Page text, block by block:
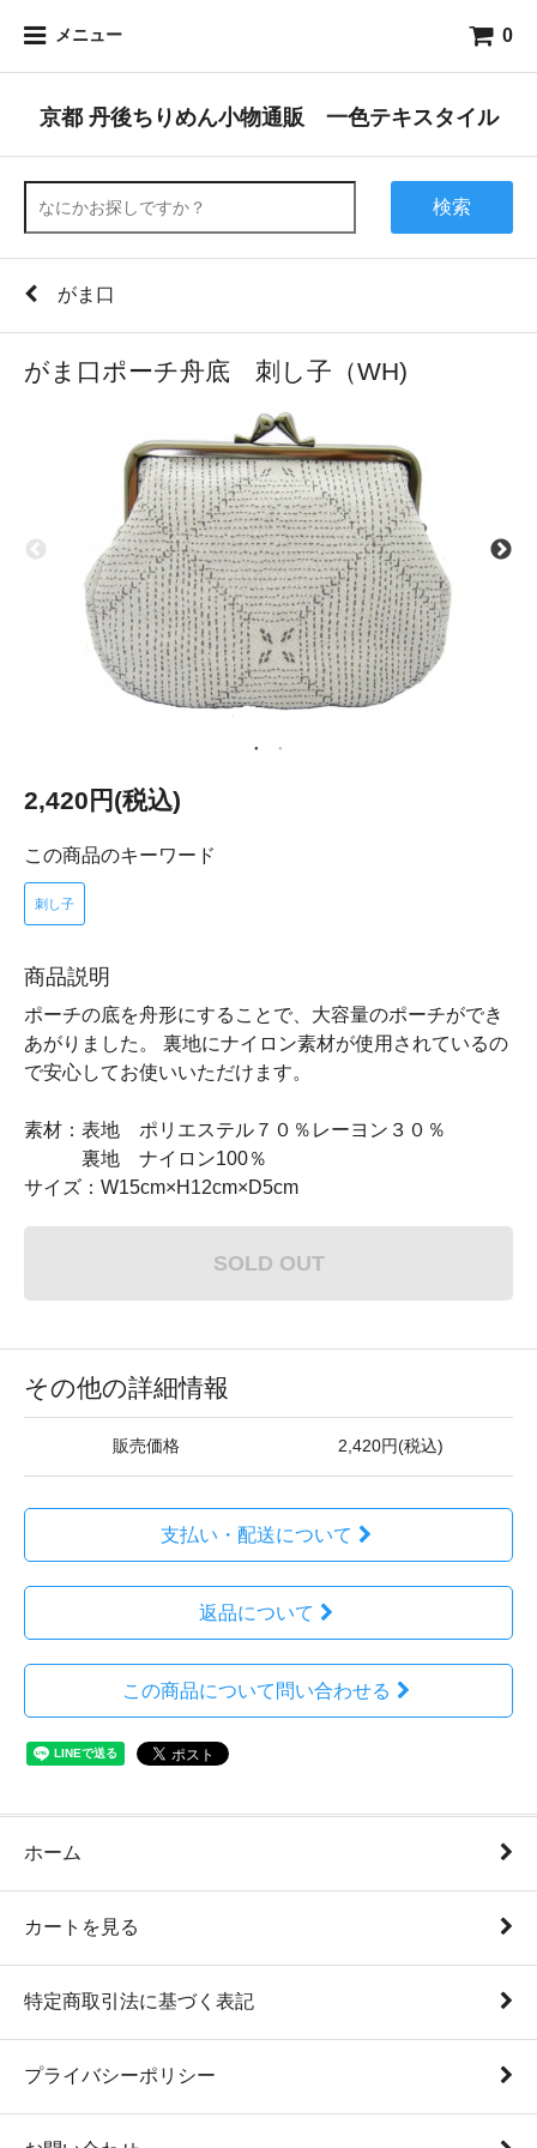
メニュー 0
京都 丹後ちりめん小物通販 一色テキスタイル
検索
がま口
がま口ポーチ舟底 刺し子（WH)
2,420円(税込)
この商品のキーワード
刺し子
商品説明
ポーチの底を舟形にすることで、大容量のポーチができ
あがりました。 裏地にナイロン素材が使用されているの
で安心してお使いいただけます。
素材：表地 ポリエステル７０％レーヨン３０％
裏地 ナイロン100％
サイズ：W15cm×H12cm×D5cm
SOLD OUT
その他の詳細情報
販売価格 2,420円(税込)
支払い・配送について
返品について
この商品について問い合わせる
ホーム
カートを見る
特定商取引法に基づく表記
プライバシーポリシー